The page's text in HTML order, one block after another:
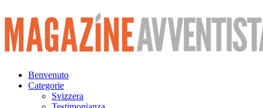
Vai
al
contenuto
Benvenuto
Categorie
Svizzera